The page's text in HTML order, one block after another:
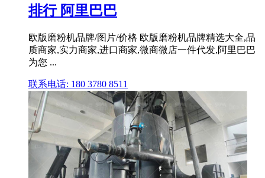
排行 阿里巴巴
欧版磨粉机品牌/图片/价格 欧版磨粉机品牌精选大全,品
质商家,实力商家,进口商家,微商微店一件代发,阿里巴巴
为您 ...
联系电话: 180 3780 8511